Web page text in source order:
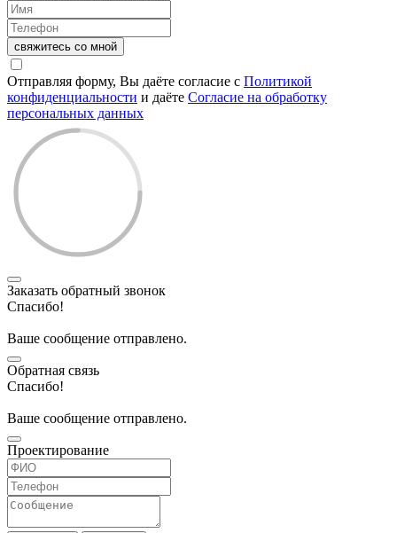
свяжитесь со мной
Отправляя форму, Вы даёте согласие с Политикой
конфиденциальности и даёте Согласие на обработку
персональных данных
Заказать обратный звонок
Спасибо!
Ваше сообщение отправлено.
Обратная связь
Спасибо!
Ваше сообщение отправлено.
Проектирование